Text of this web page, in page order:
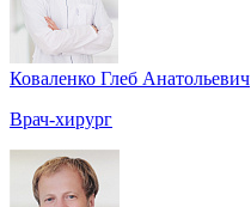
Коваленко Глеб Анатольевич
Врач-хирург